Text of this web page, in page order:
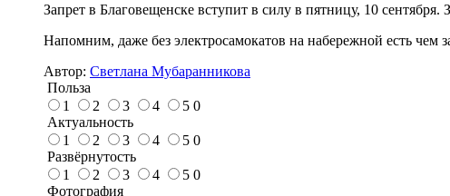
Запрет в Благовещенске вступит в силу в пятницу, 10 сентября.
Напомним, даже без электросамокатов на набережной есть чем
Автор: Светлана Мубаранникова
Польза
1
2 3 4 5 0
Актуальность
1
2 3 4 5 0
Развёрнутость
1
2 3 4 5 0
Фотография